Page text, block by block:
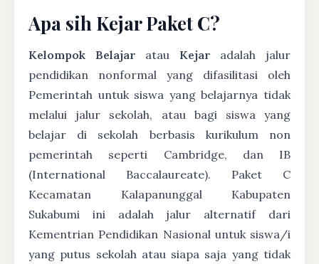
Apa sih Kejar Paket C?
Kelompok Belajar atau Kejar adalah jalur
pendidikan nonformal yang difasilitasi oleh
Pemerintah untuk siswa yang belajarnya tidak
melalui jalur sekolah, atau bagi siswa yang
belajar di sekolah berbasis kurikulum non
pemerintah seperti Cambridge, dan IB
(International Baccalaureate). Paket C
Kecamatan Kalapanunggal Kabupaten
Sukabumi ini adalah jalur alternatif dari
Kementrian Pendidikan Nasional untuk siswa/i
yang putus sekolah atau siapa saja yang tidak